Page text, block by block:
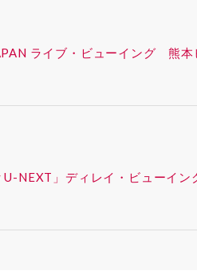
ライブ・ビューイング 熊本
NEXT」ディレイ・ビューイ